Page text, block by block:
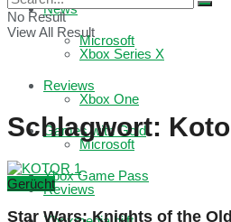
Microsoft
Reviews
Games with Gold
Xbox Game Pass
News
Xbox Series X
Xbox One
Microsoft
Reviews
No Result
View All Result
Schlagwort:
Gerücht
Star Wars: Knights of the